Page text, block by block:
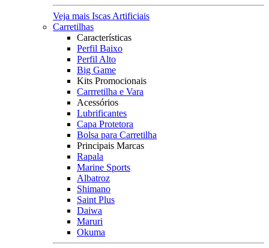
Veja mais Iscas Artificiais
Carretilhas
Características
Perfil Baixo
Perfil Alto
Big Game
Kits Promocionais
Carrretilha e Vara
Acessórios
Lubrificantes
Capa Protetora
Bolsa para Carretilha
Principais Marcas
Rapala
Marine Sports
Albatroz
Shimano
Saint Plus
Daiwa
Maruri
Okuma